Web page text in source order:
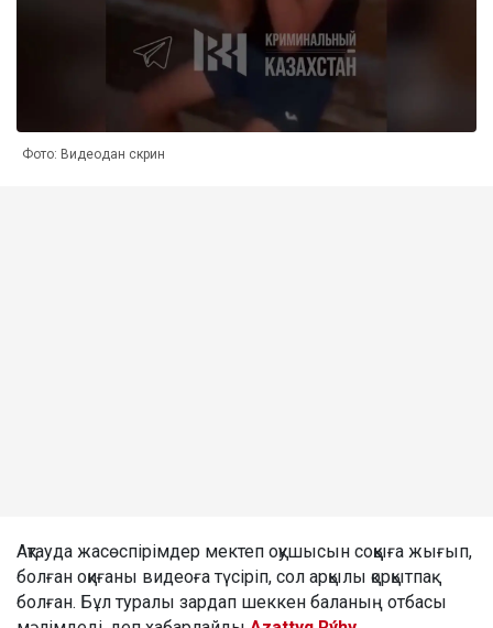
Фото: Видеодан скрин
Ақтауда жасөспірімдер мектеп оқушысын соққыға жығып,
болған оқиғаны видеоға түсіріп, сол арқылы қорқытпақ
болған. Бұл туралы зардап шеккен баланың отбасы